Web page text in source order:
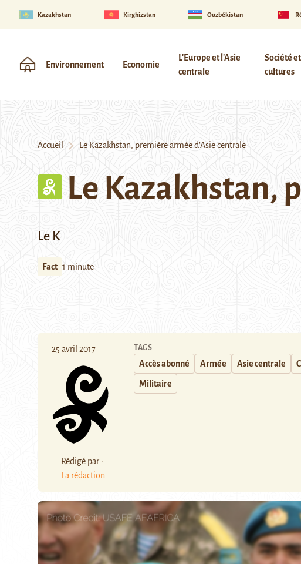
Kazakhstan Kirghizstan Ouzbékistan
Environnement Economie
L'Europe et l'Asie
centrale
Société et
cultures
Accueil Le Kazakhstan, première armée d’Asie centrale
Le Kazakhstan,
Le K
Fact 1 minute
25 avril 2017
Rédigé par :
La rédaction
TAGS
Accès abonné Armée Asie centrale
Militaire